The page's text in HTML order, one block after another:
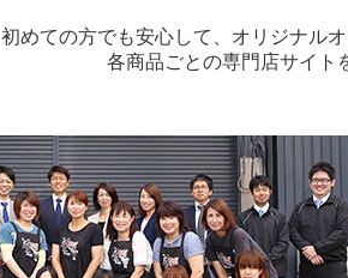
初めての方でも安心して、オリジナル
各商品ごとの専門店サイト